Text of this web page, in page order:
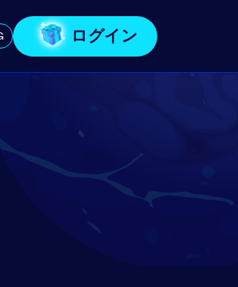
ログイン